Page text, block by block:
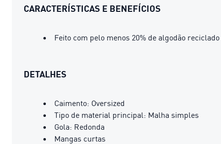
CARACTERÍSTICAS E BENEFÍCIOS
Feito com pelo menos 20% de algodão reciclado
DETALHES
Caimento: Oversized
Tipo de material principal: Malha simples
Gola: Redonda
Mangas curtas